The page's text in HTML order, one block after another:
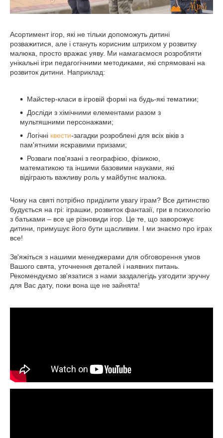
Асортимент ігор, які не тільки допоможуть дитині
розважитися, але і стануть корисним штрихом у розвитку
малюка, просто вражає уяву. Ми намагаємося розробляти
унікальні ігри педагогічними методиками, які спрямовані на
розвиток дитини. Наприклад:
Майстер-класи в ігровій формі на будь-які тематики;
Досліди з хімічними елементами разом з
мультяшними персонажами;
Логічні квести-загадки розроблені для всіх віків з
пам'ятними яскравими призами;
Розваги пов'язані з географією, фізикою,
математикою та іншими базовими науками, які
відіграють важливу роль у майбутнє малюка.
Чому на святі потрібно приділити увагу іграм? Все дитинство
будується на грі: іграшки, розвиток фантазії, гри в психологію
з батьками – все це різновиди ігор. Це те, що заворожує
дитини, примушує його бути щасливим. І ми знаємо про іграх
все!
Зв'яжіться з нашими менеджерами для обговорення умов
Вашого свята, уточнення деталей і наявних питань.
Рекомендуємо зв'язатися з нами заздалегідь узгодити зручну
для Вас дату, поки вона ще не зайнята!